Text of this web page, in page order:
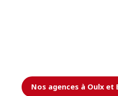
Nos agences à Oulx